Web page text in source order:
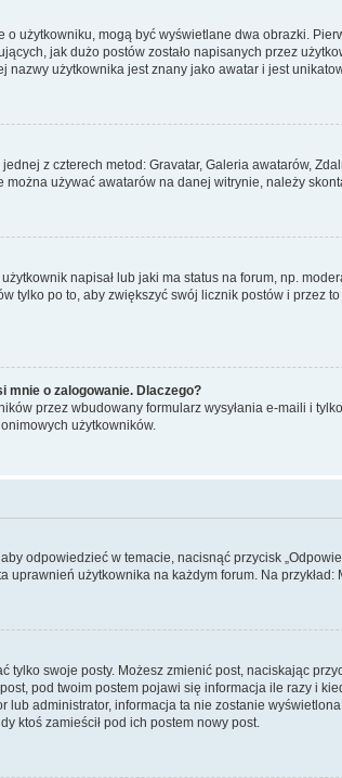
użytkowniku, mogą być wyświetlane dwa obrazki.
jak dużo postów zostało napisanych przez
użytkownika jest znany jako awatar i jest
z czterech metod: Gravatar, Galeria awatarów,
używać awatarów na danej witrynie, należy
napisał lub jaki ma status na forum, np.
tylko po to, aby zwiększyć swój licznik postów i przez
mnie o zalogowanie. Dlaczego?
przez wbudowany formularz wysyłania e-maili i
użytkowników.
odpowiedzieć w temacie, nacisnąć przycisk
użytkownika na każdym forum. Na przykład:
tylko swoje posty. Możesz zmienić post, naciskając
pod twoim postem pojawi się informacja ile razy i
lub administrator, informacja ta nie zostanie
ktoś zamieścił pod ich postem nowy post.